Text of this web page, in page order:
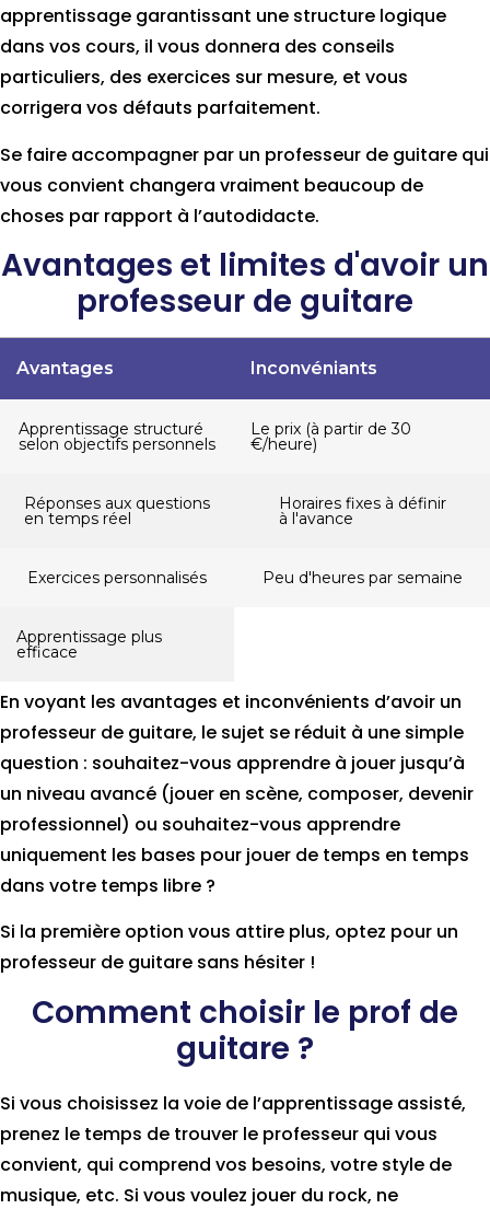
apprentissage garantissant une structure logique
dans vos cours, il vous donnera des conseils
particuliers, des exercices sur mesure, et vous
corrigera vos défauts parfaitement.
Se faire accompagner par un professeur de guitare qui
vous convient changera vraiment beaucoup de
choses par rapport à l’autodidacte.
Avantages et limites d'avoir un
professeur de guitare
Avantages Inconvéniants
Apprentissage structuré
selon objectifs personnels
Le prix (à partir de 30
€/heure)
Réponses aux questions
en temps réel
Horaires fixes à définir
à l'avance
Exercices personnalisés Peu d'heures par semaine
Apprentissage plus
efficace
En voyant les avantages et inconvénients d’avoir un
professeur de guitare, le sujet se réduit à une simple
question : souhaitez-vous apprendre à jouer jusqu’à
un niveau avancé (jouer en scène, composer, devenir
professionnel) ou souhaitez-vous apprendre
uniquement les bases pour jouer de temps en temps
dans votre temps libre ?
Si la première option vous attire plus, optez pour un
professeur de guitare sans hésiter !
Comment choisir le prof de
guitare ?
Si vous choisissez la voie de l’apprentissage assisté,
prenez le temps de trouver le professeur qui vous
convient, qui comprend vos besoins, votre style de
musique, etc. Si vous voulez jouer du rock, ne